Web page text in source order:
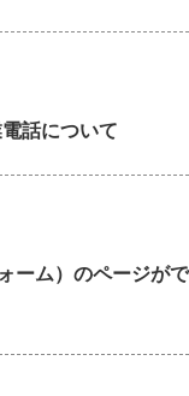
話について
ーム）のページがで